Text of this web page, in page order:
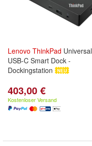
Lenovo ThinkPad Universal
USB-C Smart Dock -
Dockingstation
403,00 €
Kostenloser Versand